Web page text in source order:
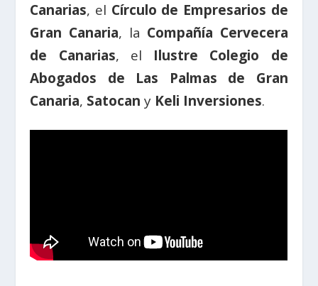
Canarias, el Círculo de Empresarios de
Gran Canaria, la Compañía Cervecera
de Canarias, el Ilustre Colegio de
Abogados de Las Palmas de Gran
Canaria, Satocan y Keli Inversiones.